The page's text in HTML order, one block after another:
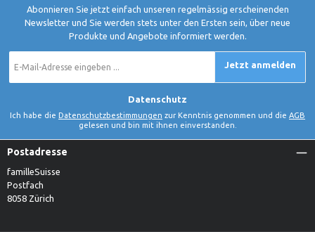
Abonnieren Sie jetzt einfach unseren regelmässig erscheinenden
Newsletter und Sie werden stets unter den Ersten sein, über neue
Produkte und Angebote informiert werden.
Mail-
Jetzt anmelden
Datenschutz
Ich habe die Datenschutzbestimmungen zur Kenntnis genommen und die AGB
gelesen und bin mit ihnen einverstanden.
Postadresse
familleSuisse
Postfach
8058 Zürich